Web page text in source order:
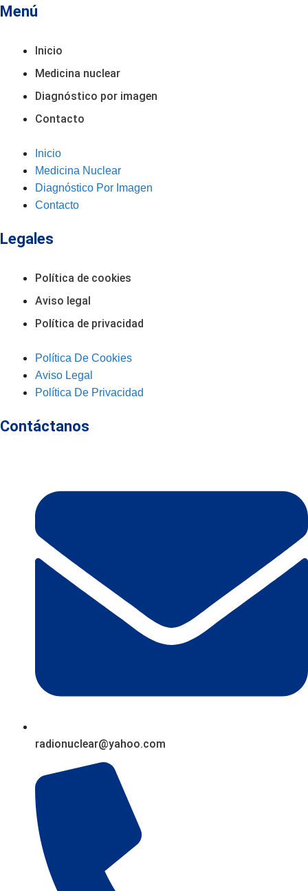
Menú
Inicio
Medicina nuclear
Diagnóstico por imagen
Contacto
Inicio
Medicina Nuclear
Diagnóstico Por Imagen
Contacto
Legales
Política de cookies
Aviso legal
Política de privacidad
Política De Cookies
Aviso Legal
Política De Privacidad
Contáctanos
radionuclear@yahoo.com